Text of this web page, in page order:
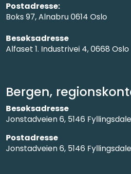
Bergen,
Besøksadresse
Jonstadveien 6, 5146
Postadresse
Jonstadveien 6, 5146
Postadresse:
Boks 97, Alnabru 0614 Oslo
Besøksadresse
Alfaset 1. Industrivei 4, 0668 Oslo